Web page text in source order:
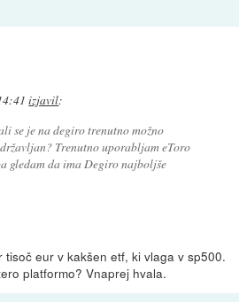
izjavil:
se je na degiro trenutno možno
Trenutno uporabljam eToro
gledam da ima Degiro najboljše
tisoč eur v kakšen etf, ki vlaga v sp500.
platformo? Vnaprej hvala.